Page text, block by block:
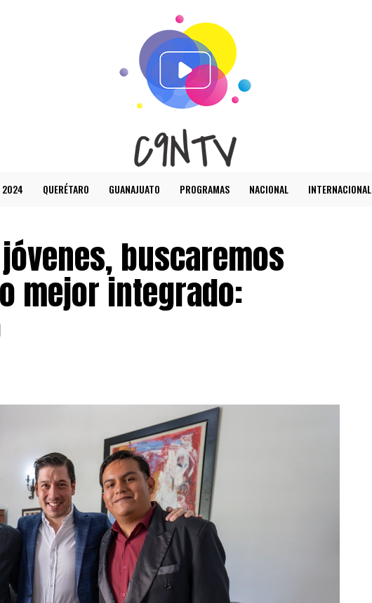
2024 QUERÉTARO GUANAJUATO PROGRAMAS NACIONAL INTERNACIONAL
buscaremos
mejor integrado: